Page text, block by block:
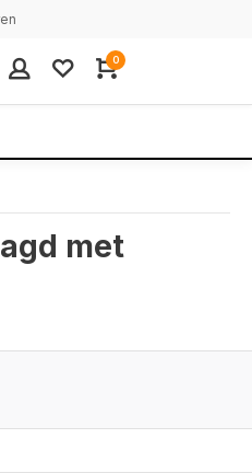
0
met